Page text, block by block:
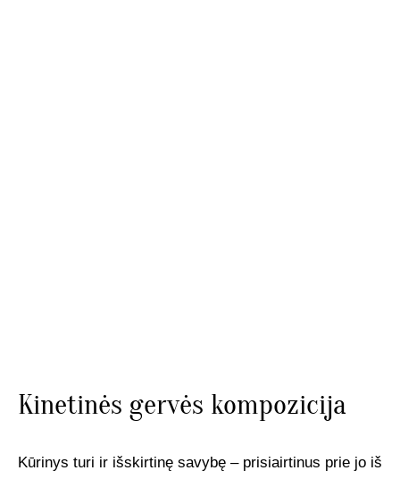
Kinetinės gervės kompozicija
Kūrinys turi ir išskirtinę savybę – prisiairtinus prie jo iš